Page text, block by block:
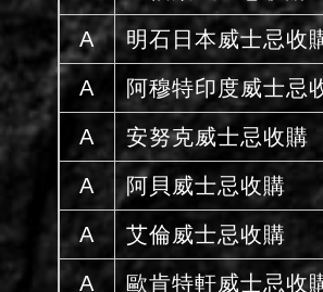
A 明石日本威士忌收
A 阿穆特印度威士忌
A 安努克威士忌收購
A 阿貝威士忌收購
A 艾倫威士忌收購
A 歐肯特軒威士忌收